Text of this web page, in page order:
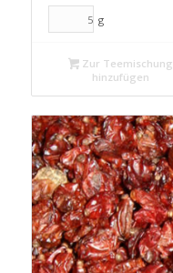
g
Zur Teemischung
hinzufügen